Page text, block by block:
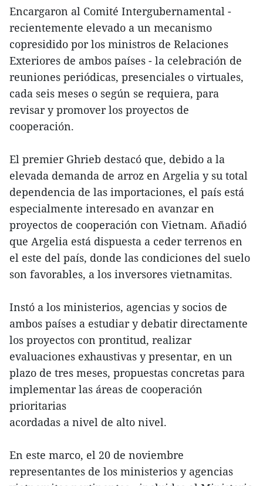
Encargaron al Comité Intergubernamental -
recientemente elevado a un mecanismo
copresidido por los ministros de Relaciones
Exteriores de ambos países - la celebración de
reuniones periódicas, presenciales o virtuales,
cada seis meses o según se requiera, para
revisar y promover los proyectos de
cooperación.
El premier Ghrieb destacó que, debido a la
elevada demanda de arroz en Argelia y su total
dependencia de las importaciones, el país está
especialmente interesado en avanzar en
proyectos de cooperación con Vietnam. Añadió
que Argelia está dispuesta a ceder terrenos en
el este del país, donde las condiciones del suelo
son favorables, a los inversores vietnamitas.
Instó a los ministerios, agencias y socios de
ambos países a estudiar y debatir directamente
los proyectos con prontitud, realizar
evaluaciones exhaustivas y presentar, en un
plazo de tres meses, propuestas concretas para
implementar las áreas de cooperación
prioritarias
acordadas a nivel de alto nivel.
En este marco, el 20 de noviembre
representantes de los ministerios y agencias